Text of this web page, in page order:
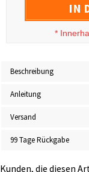
IN
*
Beschreibung
Anleitung
Versand
99 Tage Rückgabe
Kunden, die diesen